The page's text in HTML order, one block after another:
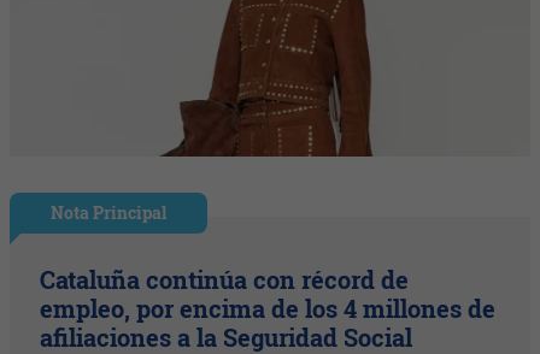
Nota Principal
Cataluña continúa con récord de
empleo, por encima de los 4 millones de
afiliaciones a la Seguridad Social